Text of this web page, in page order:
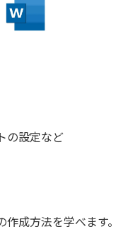
の設定など
成方法を学べます。